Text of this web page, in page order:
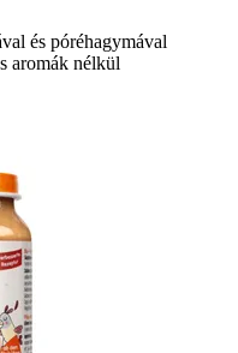
és póréhagymával
aromák nélkül